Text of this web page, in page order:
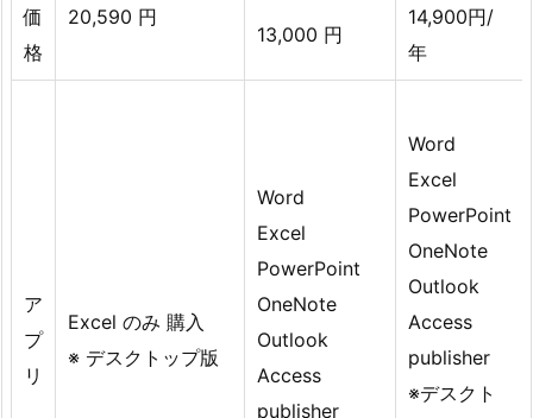
価
格
20,590 円
13,000 円
14,900円/
年
ア
プ
リ
Excel のみ 購入
※ デスクトップ版
Word
Excel
PowerPoint
OneNote
Outlook
Access
publisher
Word
Excel
PowerPoint
OneNote
Outlook
Access
publisher
※デスクト